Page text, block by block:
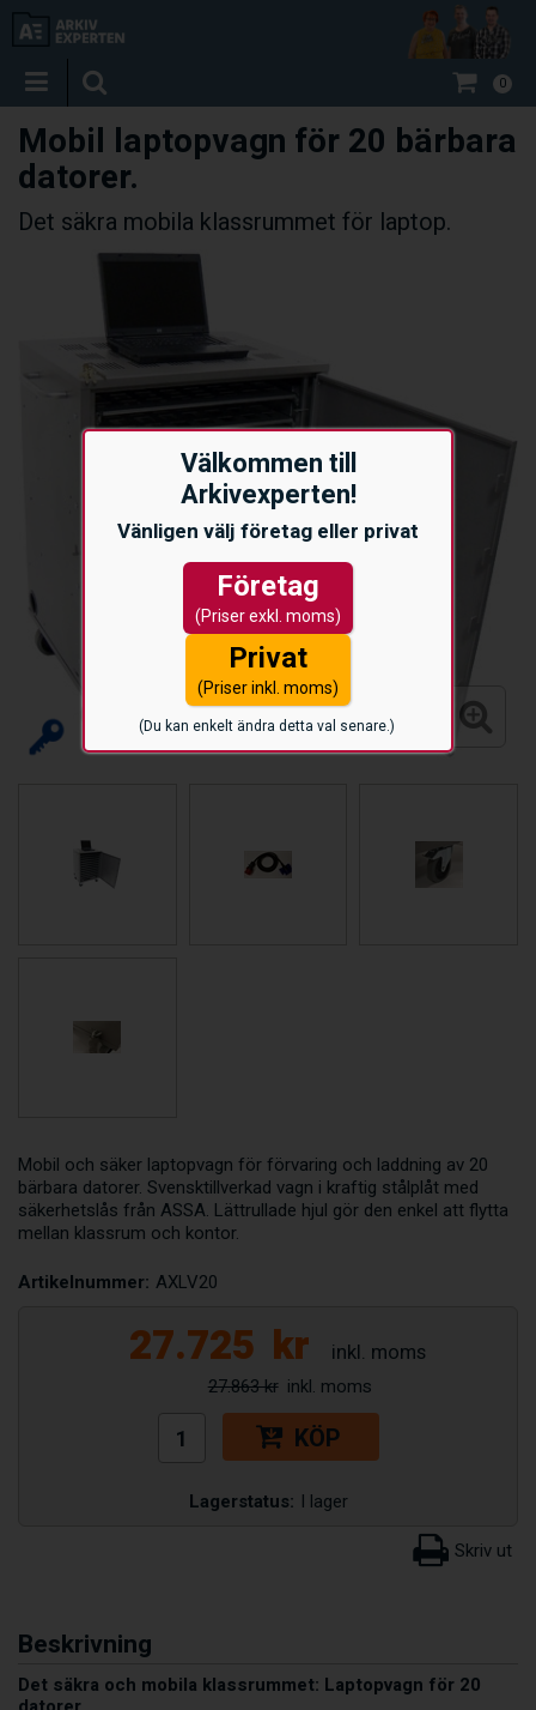
Välkommen till
Arkivexperten!
Vänligen välj företag eller privat
Företag
(Priser exkl. moms)
Privat
(Priser inkl. moms)
(Du kan enkelt ändra detta val senare.)
0
Mobil laptopvagn för 20 bärbara
datorer.
Det säkra mobila klassrummet för laptop.
Mobil och säker laptopvagn för förvaring och laddning av 20
bärbara datorer. Svensktillverkad vagn i kraftig stålplåt med
säkerhetslås från ASSA. Lättrullade hjul gör den enkel att flytta
mellan klassrum och kontor.
Artikelnummer: AXLV20
27.725 kr
27.863 kr
KÖP
Lagerstatus: I lager
Beskrivning
Det säkra och mobila klassrummet: Laptopvagn för 20